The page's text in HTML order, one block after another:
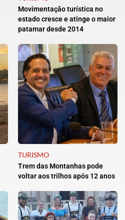
Movimentação turística no
estado cresce e atinge o maior
patamar desde 2014
TURISMO
Trem das Montanhas pode
voltar aos trilhos após 12 anos